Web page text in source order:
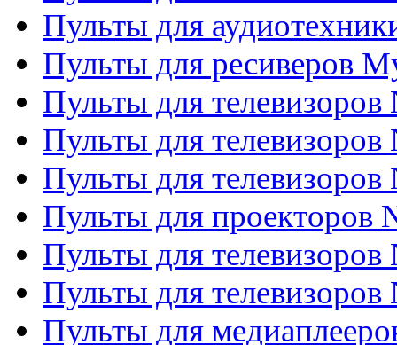
Пульты для
Пульты для ресиверов
Пульты для телевизоров
Пульты для телевизоров
Пульты для телевизоров
Пульты для проекторов
Пульты для телевизоров
Пульты для телевизоров
Пульты для